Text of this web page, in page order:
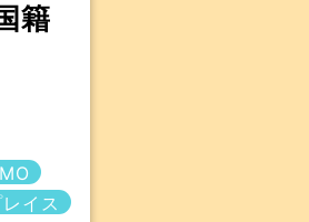
籍
イス